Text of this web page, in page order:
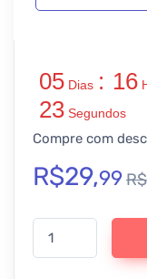
05 Dias : 16
23 Segundos
Compre com
R$29,99R$
Bookly Locations -